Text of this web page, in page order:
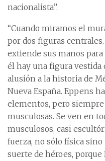
nacionalista”.
“Cuando miramos el
por dos figuras
extiende sus manos
él hay una figura vestida
alusión a la historia de
Nueva España. Eppens
elementos, pero
musculosas. Se ven en
musculosos, casi
fuerza, no sólo física
suerte de héroes, porque